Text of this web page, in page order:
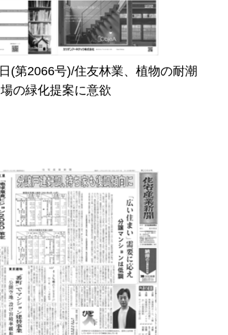
(第2066号)/住友林業、植物の耐潮
の緑化提案に意欲